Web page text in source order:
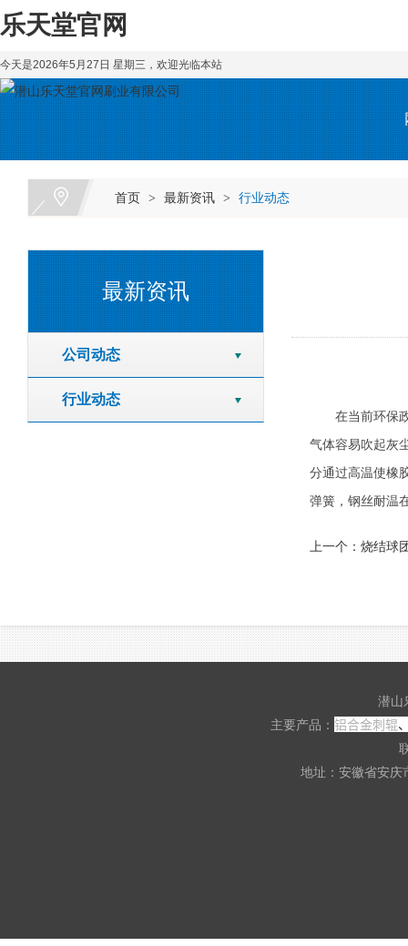
乐天堂官网
今天是2026年5月27日 星期三，欢迎光临本站
首页 > 最新资讯 > 行业动态
最新资讯
公司动态
行业动态
在当前环保政
气体容易吹起灰
分通过高温使橡
弹簧，钢丝耐温
上一个： 烧结球
潜
主要产品： 铝合金刺辊
地址：安徽省安